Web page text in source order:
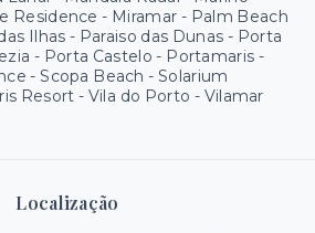
Residence - Miramar - Palm Beach
Ilhas - Paraiso das Dunas - Porta
- Porta Castelo - Portamaris -
- Scopa Beach - Solarium
Resort - Vila do Porto - Vilamar
Localização